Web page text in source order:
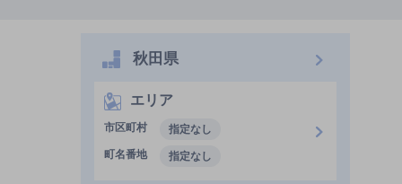
秋田県
エリア
市区町村
指定なし
町名番地
指定なし